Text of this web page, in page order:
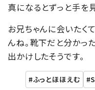
真になるとずっと手を
お兄ちゃんに会いたく
んね。靴下だと分かっ
出かけしたそうです。
ふっとほほえむ